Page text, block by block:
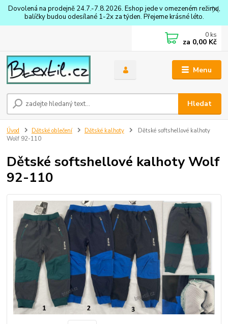
Dovolená na prodejně 24.7.-7.8.2026. Eshop jede v omezeném režimu,
balíčky budou odesílané 1-2x za týden. Přejeme krásné léto.
Menu
Hledat
0 ks
za 0,00 Kč
Úvod Dětské oblečení Dětské kalhoty
Dětské softshellové kalhoty
Wolf 92-110
Dětské softshellové kalhoty Wolf
92-110